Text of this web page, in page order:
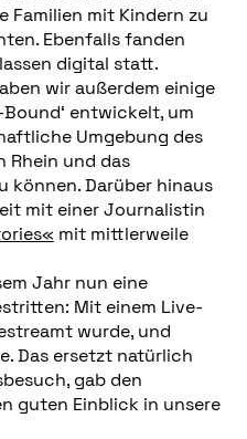
Familien mit Kindern zu
Ebenfalls fanden
digital statt.
wir außerdem einige
entwickelt, um
Umgebung des
Rhein und das
können. Darüber hinaus
mit einer Journalistin
mit mittlerweile
Jahr nun eine
Mit einem Live-
wurde, und
Das ersetzt natürlich
gab den
guten Einblick in unsere